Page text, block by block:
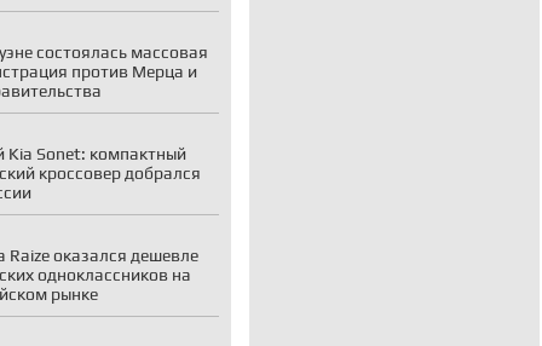
состоялась массовая
против Мерца и
Kia Sonet: компактный
кроссовер добрался
Raize оказался дешевле
одноклассников на
рынке